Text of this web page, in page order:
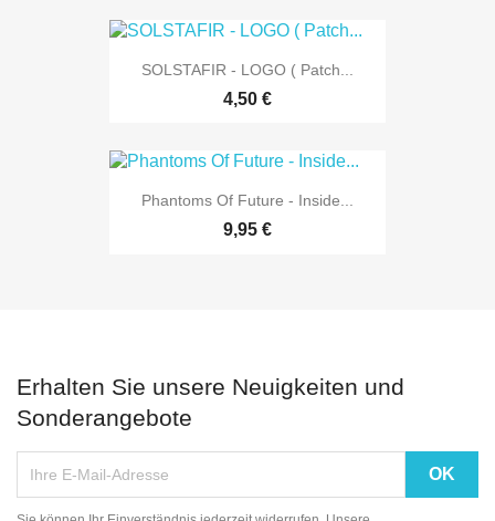
SOLSTAFIR - LOGO ( Patch...
4,50 €
Phantoms Of Future - Inside...
9,95 €
Erhalten Sie unsere Neuigkeiten und
Sonderangebote